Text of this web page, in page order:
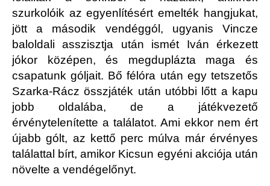
szurkolóik az egyenlítésért emelték hangjukat,
jött a második vendéggól, ugyanis Vincze
baloldali asszisztja után ismét Iván érkezett
jókor középen, és megduplázta maga és
csapatunk góljait. Bő félóra után egy tetszetős
Szarka-Rácz összjáték után utóbbi lőtt a kapu
jobb oldalába, de a játékvezető
érvénytelenítette a találatot. Ami ekkor nem ért
újabb gólt, az kettő perc múlva már érvényes
találattal bírt, amikor Kicsun egyéni akciója után
növelte a vendégelőnyt.